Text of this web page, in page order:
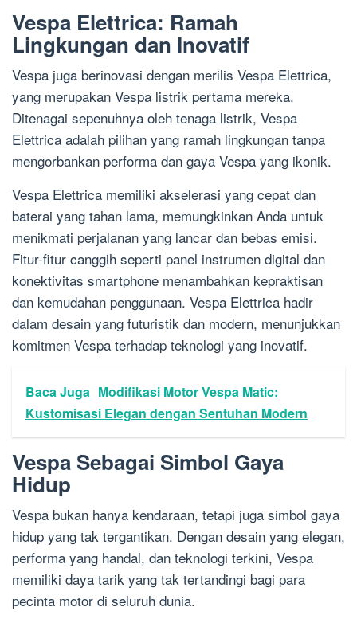
Vespa Elettrica: Ramah
Lingkungan dan Inovatif
Vespa juga berinovasi dengan merilis Vespa Elettrica,
yang merupakan Vespa listrik pertama mereka.
Ditenagai sepenuhnya oleh tenaga listrik, Vespa
Elettrica adalah pilihan yang ramah lingkungan tanpa
mengorbankan performa dan gaya Vespa yang ikonik.
Vespa Elettrica memiliki akselerasi yang cepat dan
baterai yang tahan lama, memungkinkan Anda untuk
menikmati perjalanan yang lancar dan bebas emisi.
Fitur-fitur canggih seperti panel instrumen digital dan
konektivitas smartphone menambahkan kepraktisan
dan kemudahan penggunaan. Vespa Elettrica hadir
dalam desain yang futuristik dan modern, menunjukkan
komitmen Vespa terhadap teknologi yang inovatif.
Baca Juga Modifikasi Motor Vespa Matic:
Kustomisasi Elegan dengan Sentuhan Modern
Vespa Sebagai Simbol Gaya
Hidup
Vespa bukan hanya kendaraan, tetapi juga simbol gaya
hidup yang tak tergantikan. Dengan desain yang elegan,
performa yang handal, dan teknologi terkini, Vespa
memiliki daya tarik yang tak tertandingi bagi para
pecinta motor di seluruh dunia.